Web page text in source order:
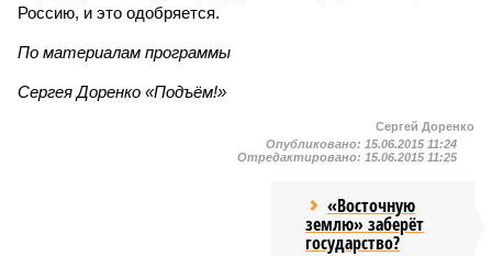
Россию, и это одобряется.
По материалам программы
Сергея Доренко «Подъём!»
Сергей Доренко
Опубликовано: 15.06.2015 11:24
Отредактировано: 15.06.2015 11:25
«Восточную
землю» заберёт
государство?